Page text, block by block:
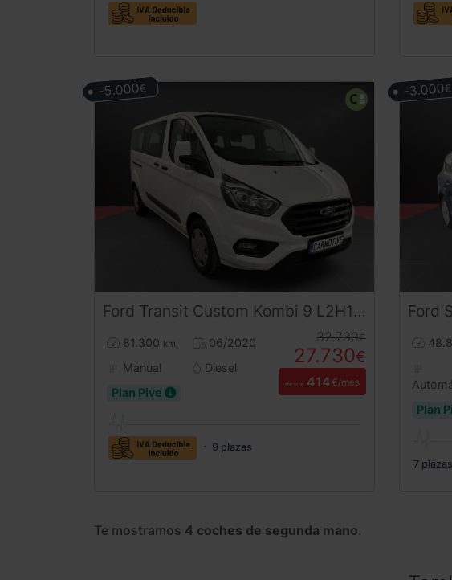
Ford Transit Custom Kombi 9 L2H1 Trend 2.0 130CV
81.300 km
06/2020
Manual
Diesel
Plan Pive
32.730€
27.730€
desde 414€/mes
9 plazas
-5.000€
Ford
Plan
7 plazas
-3.000€
Te mostramos 4 coches de segunda mano.